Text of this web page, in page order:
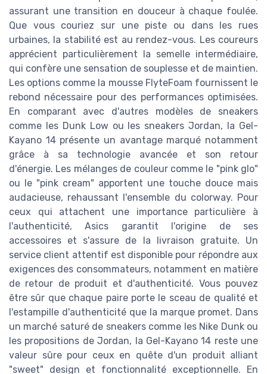
assurant une transition en douceur à chaque foulée.
Que vous couriez sur une piste ou dans les rues
urbaines, la stabilité est au rendez-vous. Les coureurs
apprécient particulièrement la semelle intermédiaire,
qui confère une sensation de souplesse et de maintien.
Les options comme la mousse FlyteFoam fournissent le
rebond nécessaire pour des performances optimisées.
En comparant avec d'autres modèles de sneakers
comme les Dunk Low ou les sneakers Jordan, la Gel-
Kayano 14 présente un avantage marqué notamment
grâce à sa technologie avancée et son retour
d'énergie. Les mélanges de couleur comme le "pink glo"
ou le "pink cream" apportent une touche douce mais
audacieuse, rehaussant l'ensemble du colorway. Pour
ceux qui attachent une importance particulière à
l'authenticité, Asics garantit l'origine de ses
accessoires et s'assure de la livraison gratuite. Un
service client attentif est disponible pour répondre aux
exigences des consommateurs, notamment en matière
de retour de produit et d'authenticité. Vous pouvez
être sûr que chaque paire porte le sceau de qualité et
l'estampille d'authenticité que la marque promet. Dans
un marché saturé de sneakers comme les Nike Dunk ou
les propositions de Jordan, la Gel-Kayano 14 reste une
valeur sûre pour ceux en quête d'un produit alliant
"sweet" design et fonctionnalité exceptionnelle. En